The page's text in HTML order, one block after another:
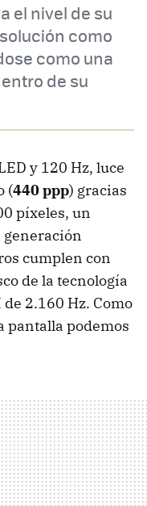
el nivel de su
como
como una
de su
y 120 Hz, luce
(440 ppp) gracias
píxeles, un
generación
cumplen con
de la tecnología
2.160 Hz. Como
pantalla podemos